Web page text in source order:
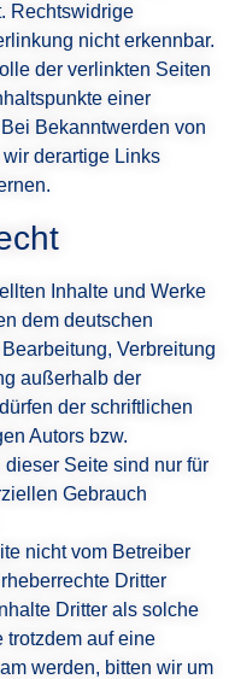
Rechtswidrige
nicht erkennbar.
der verlinkten Seiten
einer
Bekanntwerden von
derartige Links
Inhalte und Werke
dem deutschen
Verbreitung
außerhalb der
der schriftlichen
Autors bzw.
Seite sind nur für
Gebrauch
nicht vom Betreiber
Dritter
Dritter als solche
auf eine
werden, bitten wir um